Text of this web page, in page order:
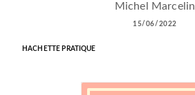
Michel Marcelin
15/06/2022
HACHETTE PRATIQUE